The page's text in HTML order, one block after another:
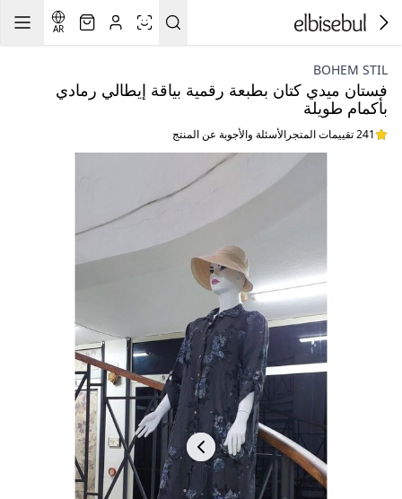
AR
BOHEM STIL
فستان ميدي كتان بطبعة رقمية بياقة إيطالي رمادي
بأكمام طويلة
241 تقييمات المتجر الأسئلة والأجوبة عن المنتج